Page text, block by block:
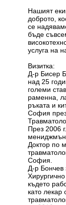
Нашият
доброто,
се
бъде
услуга на
Визитка:
Д-р Бисер
над 25
големи
раменна,
ръката и
София
През 2006
Доктор по
София.
Д-р Бончев
където
като лекар